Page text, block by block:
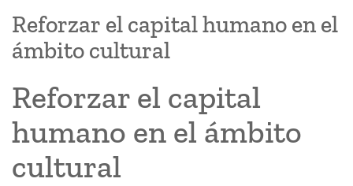
Reforzar el capital humano en el
ámbito cultural
Reforzar el capital
humano en el ámbito
cultural